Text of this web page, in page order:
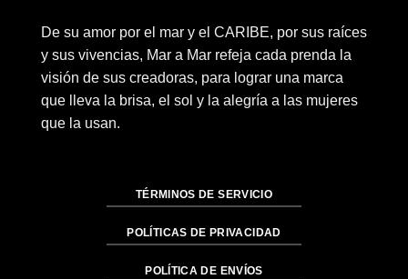
De su amor por el mar y el CARIBE, por sus raíces
y sus vivencias, Mar a Mar refeja cada prenda la
visión de sus creadoras, para lograr una marca
que lleva la brisa, el sol y la alegría a las mujeres
que la usan.
TÉRMINOS DE SERVICIO
POLÍTICAS DE PRIVACIDAD
POLÍTICA DE ENVÍOS